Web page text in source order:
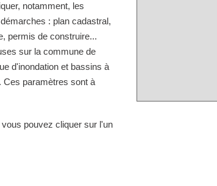
notamment, les
: plan cadastral,
permis de construire...
sur la commune de
d'inondation et bassins à
Ces paramètres sont à
pouvez cliquer sur l'un